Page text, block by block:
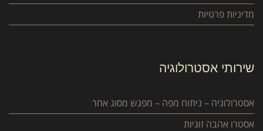
מדיניות פרטיות
שירותי אסטרולוגיה
אסטרולוגיה – ניתוח מפה – מפגש מסוג אחר
אסטרו אהבה זוגיות